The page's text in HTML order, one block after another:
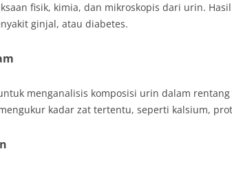
fisik, kimia, dan mikroskopis dari urin.
ginjal, atau diabetes.
menganalisis komposisi urin dalam rentang
kadar zat tertentu, seperti kalsium,